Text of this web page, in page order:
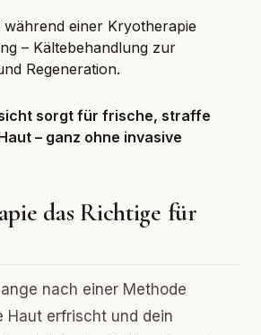
sorgt für frische, straffe
– ganz ohne invasive
das Richtige für
nach einer Methode
Haut erfrischt und dein